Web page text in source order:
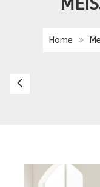
Home
Meisjesjurk